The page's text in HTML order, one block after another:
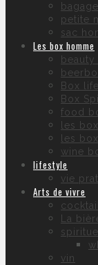
bagage
petite
sac
Les box homme
Box
Box
food
les
les
wine
lifestyle
vie
Arts de vivre
La
vin